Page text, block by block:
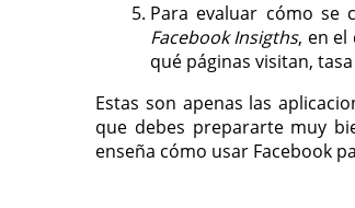
Para evaluar cómo se
Facebook Insigths, en el
qué páginas visitan,
Estas son apenas las
que debes prepararte muy
enseña cómo usar Facebook